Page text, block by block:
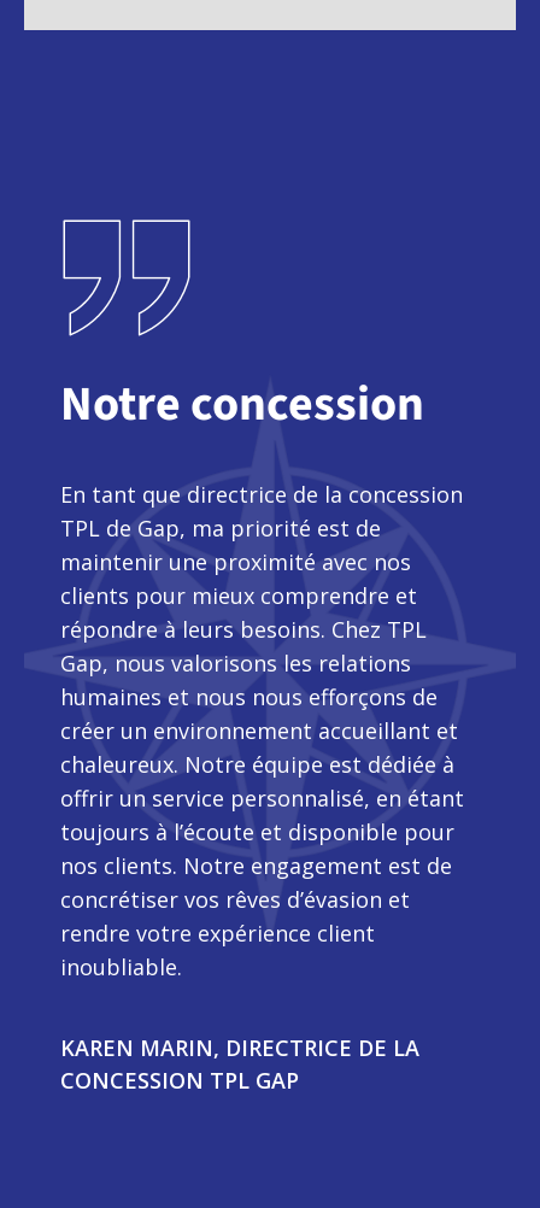
Notre concession
En tant que directrice de la concession
TPL de Gap, ma priorité est de
maintenir une proximité avec nos
clients pour mieux comprendre et
répondre à leurs besoins. Chez TPL
Gap, nous valorisons les relations
humaines et nous nous efforçons de
créer un environnement accueillant et
chaleureux. Notre équipe est dédiée à
offrir un service personnalisé, en étant
toujours à l’écoute et disponible pour
nos clients. Notre engagement est de
concrétiser vos rêves d’évasion et
rendre votre expérience client
inoubliable.
KAREN MARIN, DIRECTRICE DE LA
CONCESSION TPL GAP